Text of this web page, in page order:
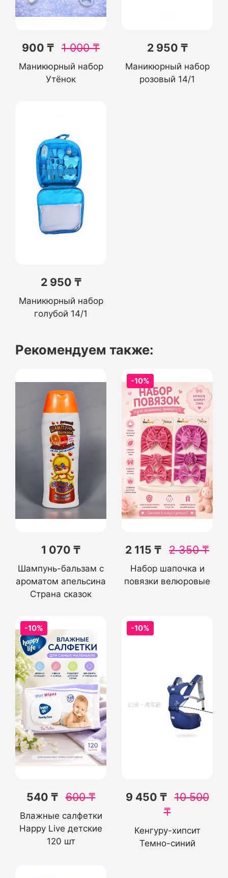
900 ₸ 1 000₸
Маникюрный набор
Утёнок
2 950 ₸
Маникюрный набор
розовый 14/1
2 950 ₸
Маникюрный набор
голубой 14/1
Рекомендуем также:
1 070 ₸
Шампунь-бальзам с
ароматом апельсина
Страна сказок
-10%
2 115 ₸ 2 350₸
Набор шапочка и
повязки велюровые
-10%
540 ₸ 600₸
Влажные салфетки
Happy Live детские
120 шт
-10%
9 450 ₸ 10 500
₸
Кенгуру-хипсит
Темно-синий